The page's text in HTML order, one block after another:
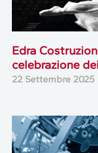
Edra
celebrazione
22 Settembre 2025